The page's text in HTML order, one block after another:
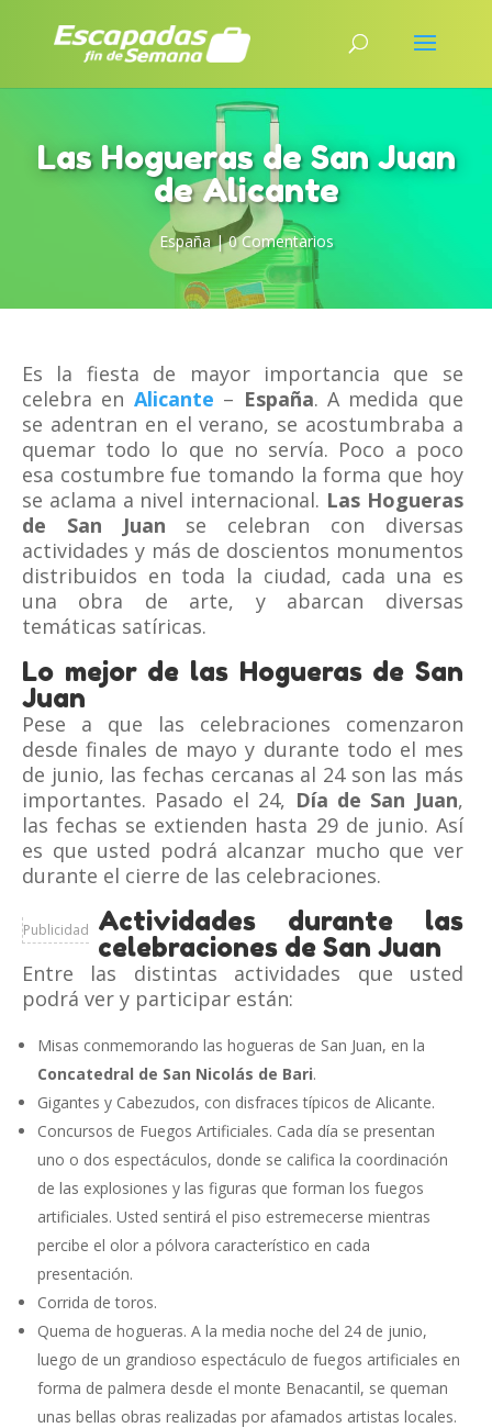
Las Hogueras de San Juan
de Alicante
España|0 Comentarios
Es la fiesta de mayor importancia que se
celebra en Alicante – España. A medida que
se adentran en el verano, se acostumbraba a
quemar todo lo que no servía. Poco a poco
esa costumbre fue tomando la forma que hoy
se aclama a nivel internacional. Las Hogueras
de San Juan se celebran con diversas
actividades y más de doscientos monumentos
distribuidos en toda la ciudad, cada una es
una obra de arte, y abarcan diversas
temáticas satíricas.
Lo mejor de las Hogueras de San
Juan
Pese a que las celebraciones comenzaron
desde finales de mayo y durante todo el mes
de junio, las fechas cercanas al 24 son las más
importantes. Pasado el 24, Día de San Juan,
las fechas se extienden hasta 29 de junio. Así
es que usted podrá alcanzar mucho que ver
durante el cierre de las celebraciones.
Publicidad Actividades durante las
celebraciones de San Juan
Entre las distintas actividades que usted
podrá ver y participar están:
Misas conmemorando las hogueras de San Juan, en la
Concatedral de San Nicolás de Bari.
Gigantes y Cabezudos, con disfraces típicos de Alicante.
Concursos de Fuegos Artificiales. Cada día se presentan
uno o dos espectáculos, donde se califica la coordinación
de las explosiones y las figuras que forman los fuegos
artificiales. Usted sentirá el piso estremecerse mientras
percibe el olor a pólvora característico en cada
presentación.
Corrida de toros.
Quema de hogueras. A la media noche del 24 de junio,
luego de un grandioso espectáculo de fuegos artificiales en
forma de palmera desde el monte Benacantil, se queman
unas bellas obras realizadas por afamados artistas locales.